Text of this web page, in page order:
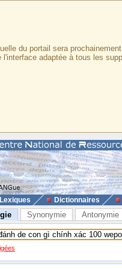
du portail sera
adaptée à tous les
Lexiques Dictionnaires
Synonymie Antonymie